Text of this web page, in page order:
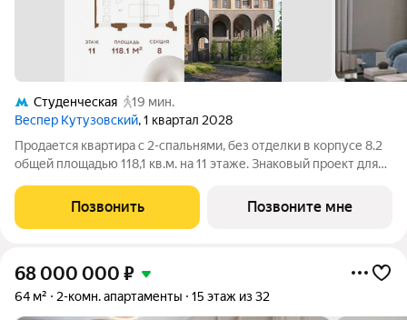
Студенческая
19 мин.
Веспер Кутузовский, 1 квартал 2028
Продается квартира с 2-спальнями, без отделки в корпусе 8.2
общей площадью 118,1 кв.м. на 11 этаже. Знаковый проект для
площадью 3,7 га расположен на Кутузовском проспекте и
воплощает новую
Позвонить Позвоните мне
68 000 000 ₽
64 м² 2-комн. апартаменты 15 этаж из 32